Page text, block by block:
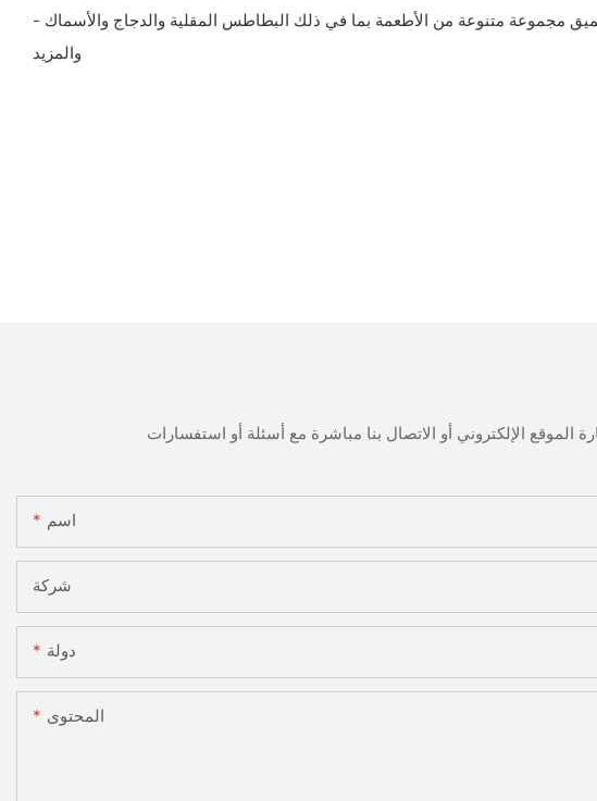
- مثالي للقلي العميق مجموعة متنوعة من الأطعمة بما في ذلك البطاطس المقلية والدجاج والأسماك
والمزيد
اسم
شركة
دولة
المحتوى